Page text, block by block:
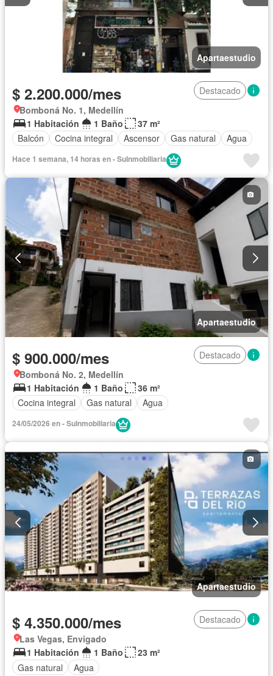
Apartaestudio
$ 2.200.000/mes
Destacado
Bomboná No. 1, Medellín
1 Habitación
1 Baño
37 m²
Balcón
Cocina integral Ascensor Gas natural Agua
Hace 1 semana, 14 horas en - SuInmobiliaria
Apartaestudio
$ 900.000/mes
Destacado
Bomboná No. 2, Medellín
1 Habitación
1 Baño
36 m²
Cocina integral
Gas natural Agua
24/05/2026 en - SuInmobiliaria
Apartaestudio
$ 4.350.000/mes
Destacado
Las Vegas, Envigado
1 Habitación
1 Baño
23 m²
Gas natural
Agua